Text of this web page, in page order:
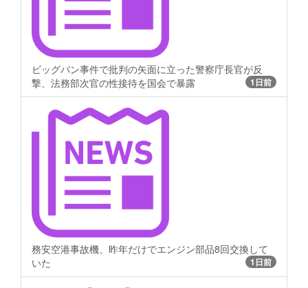
ビッグバン事件で批判の矢面に立った警察庁長官が反
撃、法務部次官の性接待を国会で暴露
1日前
務安空港事故機、昨年だけでエンジン部品8回交換して
いた
1日前